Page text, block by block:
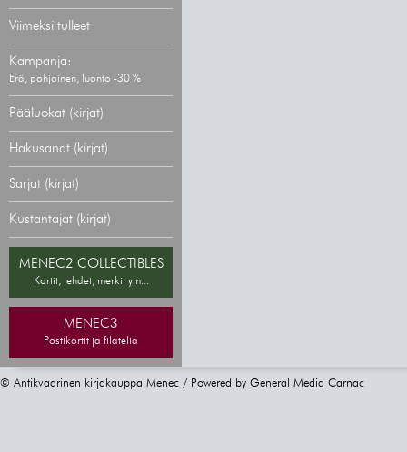
Viimeksi tulleet
Kampanja:
Erä, pohjoinen, luonto -30 %
Pääluokat (kirjat)
Hakusanat (kirjat)
Sarjat (kirjat)
Kustantajat (kirjat)
MENEC2 COLLECTIBLES
Kortit, lehdet, merkit ym...
MENEC3
Postikortit ja filatelia
© Antikvaarinen kirjakauppa Menec / Powered by General Media Carnac